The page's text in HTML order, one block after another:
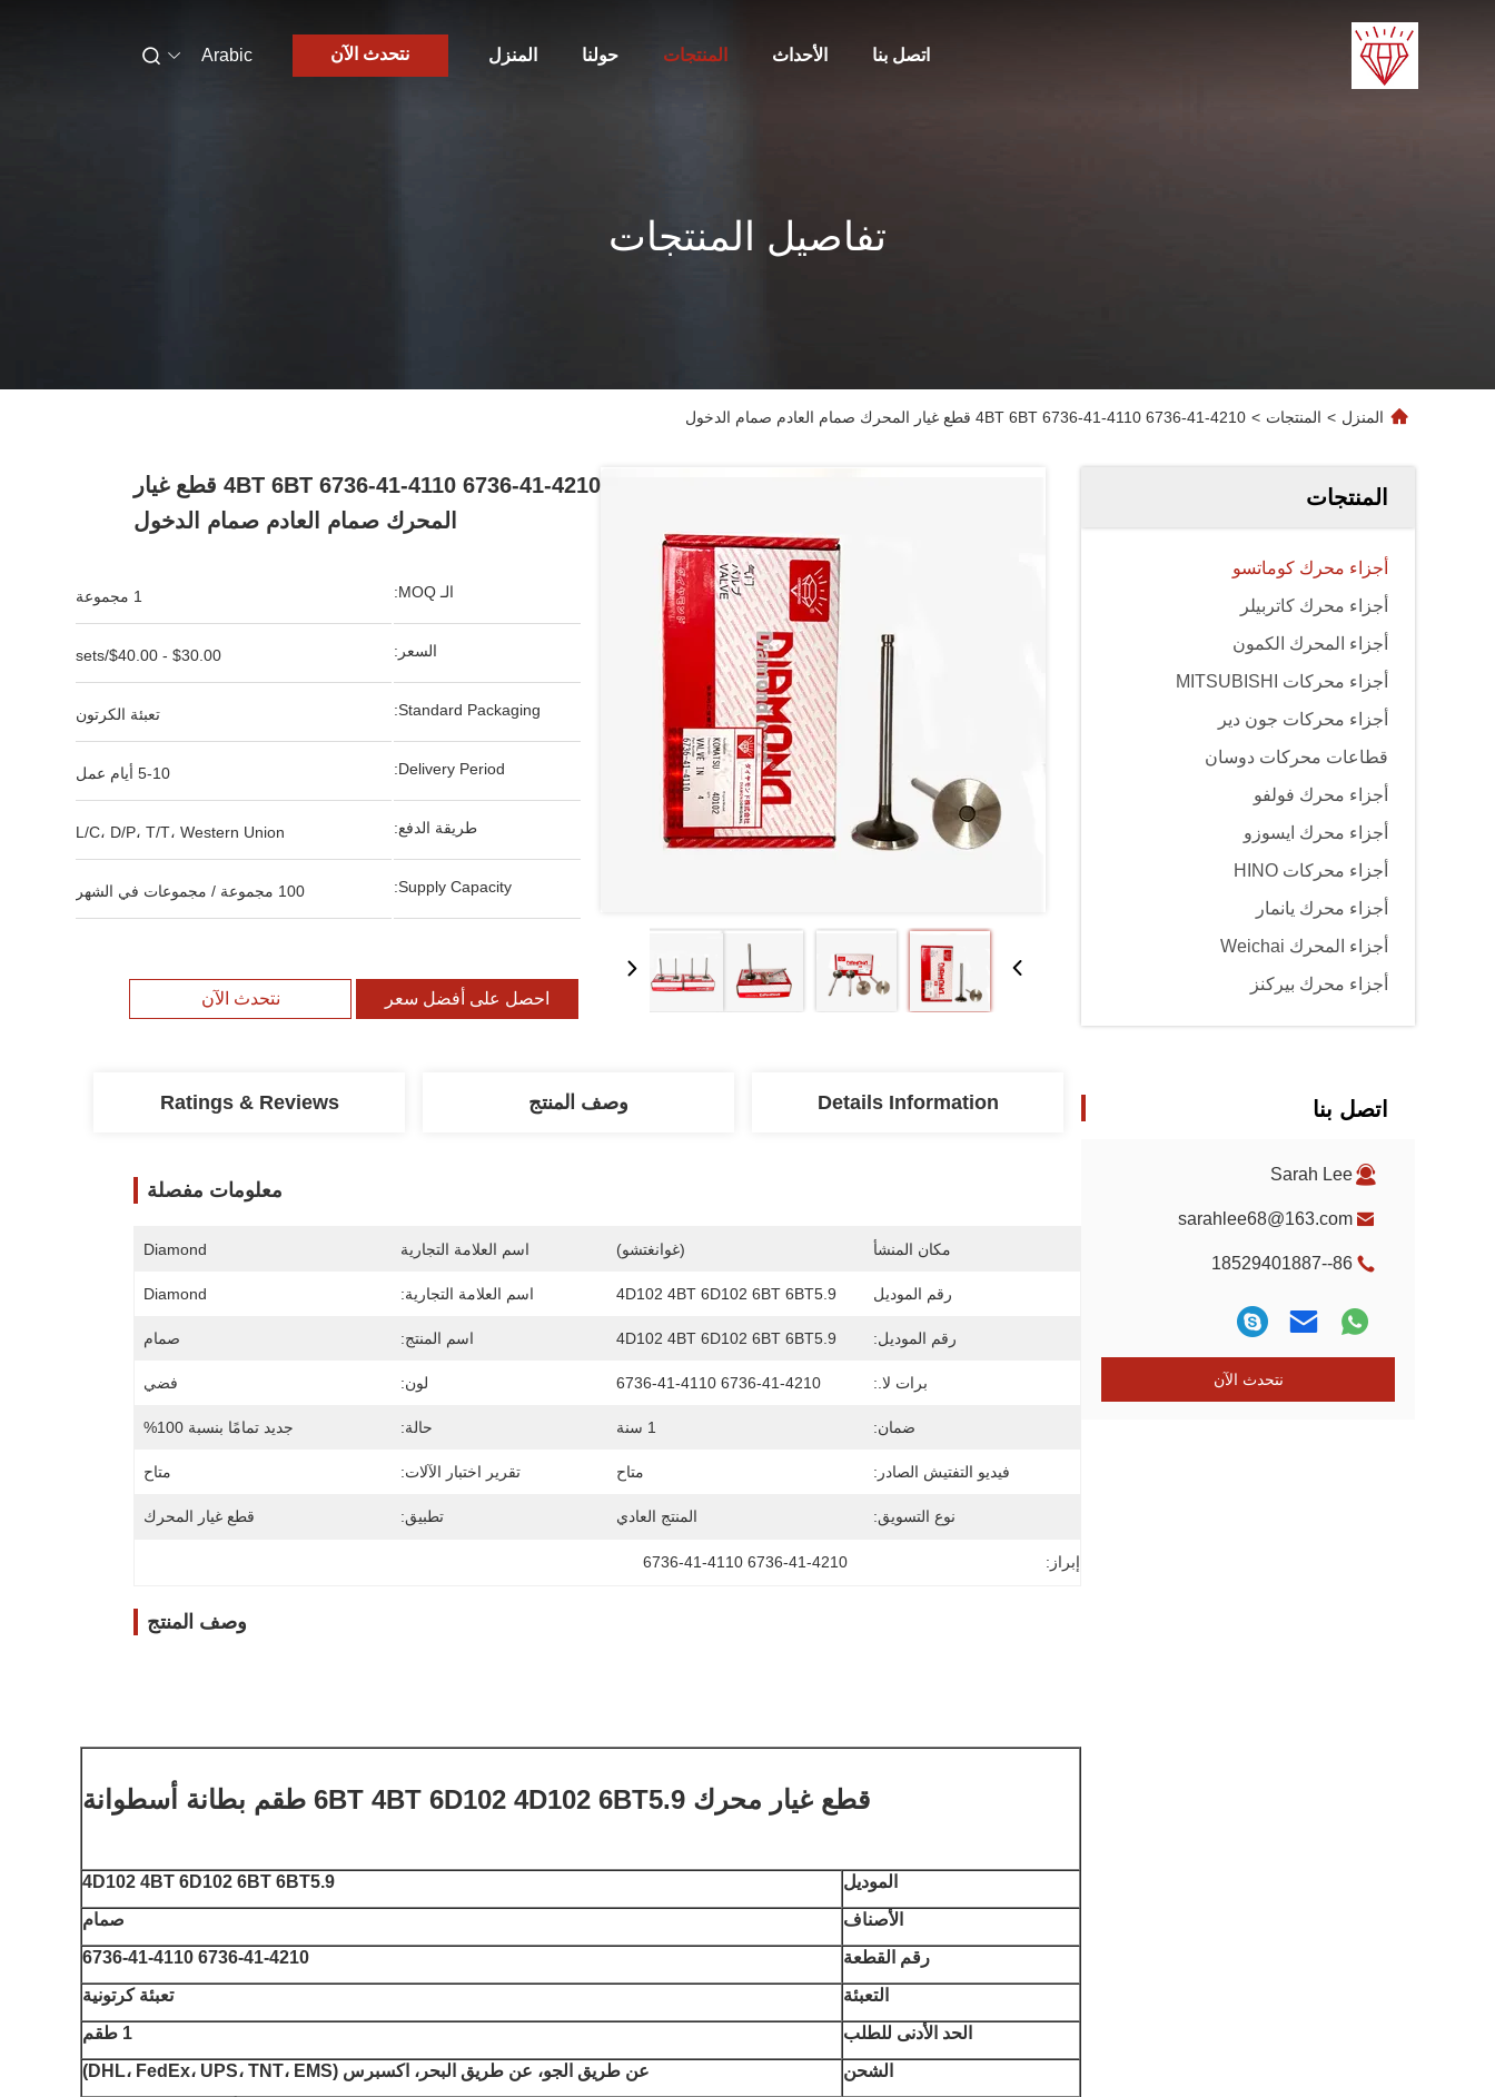
المنزل حولنا المنتجات الأحداث اتصل بنا نتحدث الآن Arabic
تفاصيل المنتجات
المنزل > المنتجات > 6736-41-4210 6736-41-4110 4BT 6BT قطع غيار المحرك صمام العادم صمام الدخول
المنتجات
أجزاء محرك كوماتسو
أجزاء محرك كاتربيلر
أجزاء المحرك الكمون
أجزاء محركات MITSUBISHI
أجزاء محركات جون دير
قطاعات محركات دوسان
أجزاء محرك فولفو
أجزاء محرك ايسوزو
أجزاء محركات HINO
أجزاء محرك يانمار
أجزاء المحرك Weichai
أجزاء محرك بيركنز
اتصل بنا
Sarah Lee
sarahlee68@163.com
86--18529401887
نتحدث الآن
6736-41-4210 6736-41-4110 4BT 6BT قطع غيار
المحرك صمام العادم صمام الدخول
الـ MOQ: 1 مجموعة
السعر: $30.00 - $40.00/sets
Standard Packaging: تعبئة الكرتون
Delivery Period: 5-10 أيام عمل
طريقة الدفع: L/C، D/P، T/T، Western Union
Supply Capacity: 100 مجموعة / مجموعات في الشهر
احصل على أفضل سعر نتحدث الآن
Details Information وصف المنتج Ratings & Reviews
معلومات مفصلة
مكان المنشأ (غوانغتشو) اسم العلامة التجارية Diamond
رقم الموديل 4D102 4BT 6D102 6BT 6BT5.9 اسم العلامة التجارية: Diamond
رقم الموديل: 4D102 4BT 6D102 6BT 6BT5.9 اسم المنتج: صمام
برات لا.: 6736-41-4210 6736-41-4110 لون: فضي
ضمان: 1 سنة حالة: جديد تمامًا بنسبة 100%
فيديو التفتيش الصادر: متاح تقرير اختبار الآلات: متاح
نوع التسويق: المنتج العادي تطبيق: قطع غيار المحرك
إبراز: 6736-41-4210 6736-41-4110
وصف المنتج
قطع غيار محرك 6BT 4BT 6D102 4D102 6BT5.9 طقم بطانة أسطوانة
الموديل
4D102 4BT 6D102 6BT 6BT5.9
الأصناف
صمام
رقم القطعة
6736-41-4210 6736-41-4110
التعبئة
تعبئة كرتونية
الحد الأدنى للطلب
1 طقم
الشحن
عن طريق الجو، عن طريق البحر، اكسبرس (DHL، FedEx، UPS، TNT، EMS)